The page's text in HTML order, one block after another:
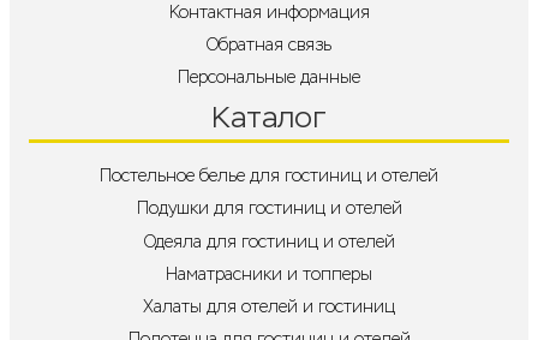
Каталог
Постельное белье для гостиниц и отелей
Подушки для гостиниц и отелей
Одеяла для гостиниц и отелей
Наматрасники и топперы
Халаты для отелей и гостиниц
Контактная информация
Обратная связь
Персональные данные